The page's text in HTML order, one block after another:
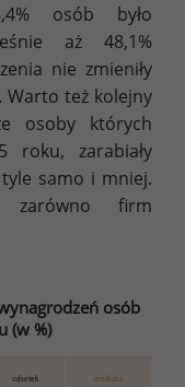
osób było
aż 48,1%
nie zmieniły
Warto też kolejny
osoby których
roku, zarabiały
samo i mniej.
zarówno firm
osób
(w %)
odsetek mediana